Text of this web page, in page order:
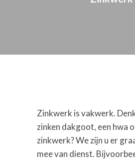
Zinkwerk is vakwerk.
zinken dakgoot, een hwa
zinkwerk? We zijn u er
mee van dienst.